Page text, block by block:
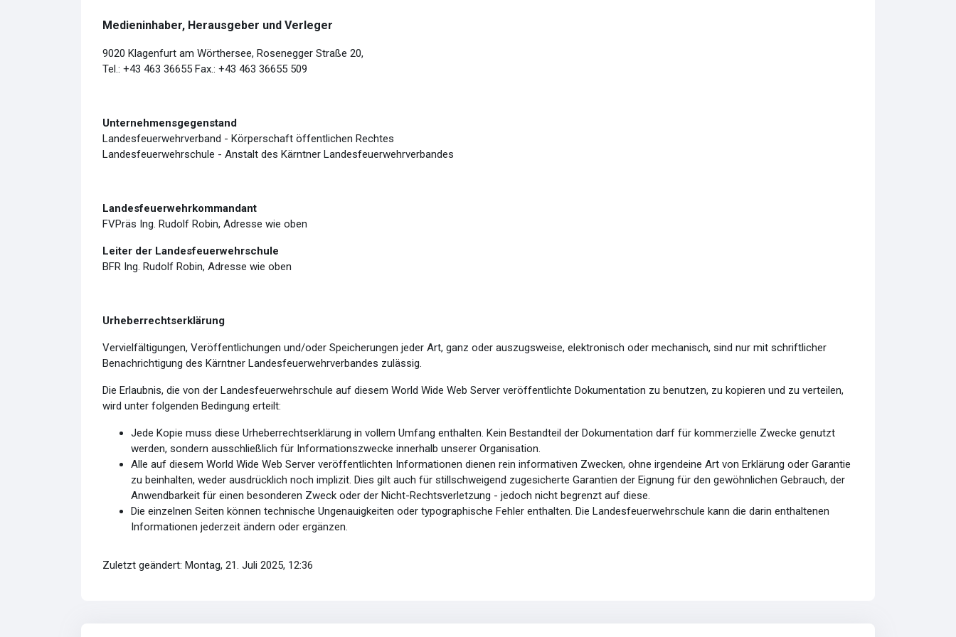
Medieninhaber, Herausgeber und Verleger
9020 Klagenfurt am Wörthersee, Rosenegger Straße 20,
Tel.: +43 463 36655 Fax.: +43 463 36655 509
Unternehmensgegenstand
Landesfeuerwehrverband - Körperschaft öffentlichen Rechtes
Landesfeuerwehrschule - Anstalt des Kärntner Landesfeuerwehrverbandes
Landesfeuerwehrkommandant
FVPräs Ing. Rudolf Robin, Adresse wie oben
Leiter der Landesfeuerwehrschule
BFR Ing. Rudolf Robin, Adresse wie oben
Urheberrechtserklärung
Vervielfältigungen, Veröffentlichungen und/oder Speicherungen jeder Art, ganz oder auszugsweise, elektronisch oder mechanisch, sind nur mit schriftlicher
Benachrichtigung des Kärntner Landesfeuerwehrverbandes zulässig.
Die Erlaubnis, die von der Landesfeuerwehrschule auf diesem World Wide Web Server veröffentlichte Dokumentation zu benutzen, zu kopieren und zu verteilen,
wird unter folgenden Bedingung erteilt:
Jede Kopie muss diese Urheberrechtserklärung in vollem Umfang enthalten. Kein Bestandteil der Dokumentation darf für kommerzielle Zwecke genutzt
werden, sondern ausschließlich für Informationszwecke innerhalb unserer Organisation.
Alle auf diesem World Wide Web Server veröffentlichten Informationen dienen rein informativen Zwecken, ohne irgendeine Art von Erklärung oder Garantie
zu beinhalten, weder ausdrücklich noch implizit. Dies gilt auch für stillschweigend zugesicherte Garantien der Eignung für den gewöhnlichen Gebrauch, der
Anwendbarkeit für einen besonderen Zweck oder der Nicht-Rechtsverletzung - jedoch nicht begrenzt auf diese.
Die einzelnen Seiten können technische Ungenauigkeiten oder typographische Fehler enthalten. Die Landesfeuerwehrschule kann die darin enthaltenen
Informationen jederzeit ändern oder ergänzen.
Zuletzt geändert: Montag, 21. Juli 2025, 12:36